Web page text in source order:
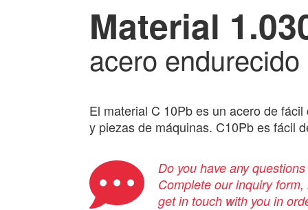
Material
acero endurecido
El material C 10Pb es un acero de
y piezas de máquinas. C10Pb es fácil
Do you have any
Complete our inquiry
get in touch with you in